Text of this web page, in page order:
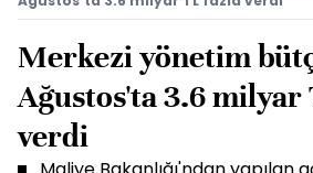
Merkezi yönetim
Ağustos'ta 3.6 milyar
verdi